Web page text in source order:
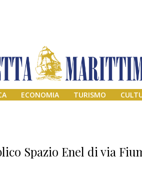
ECONOMIA TURISMO
Spazio Enel di via